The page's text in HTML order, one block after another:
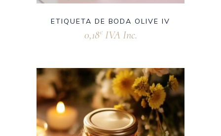
ETIQUETA DE BODA OLIVE IV
0,18€ IVA Inc.